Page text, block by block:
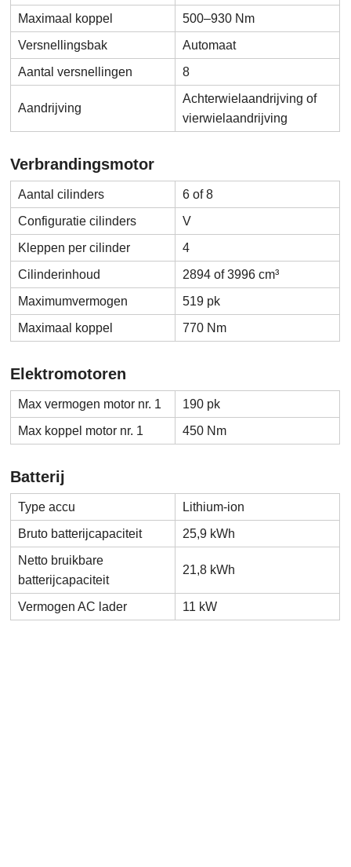
Maximaal koppel
500–930 Nm
Versnellingsbak
Automaat
Aantal versnellingen
8
Aandrijving
Achterwielaandrijving of
vierwielaandrijving
Verbrandingsmotor
Aantal cilinders
6 of 8
Configuratie cilinders
V
Kleppen per cilinder
4
Cilinderinhoud
2894 of 3996 cm³
Maximumvermogen
519 pk
Maximaal koppel
770 Nm
Elektromotoren
Max vermogen motor nr. 1
190 pk
Max koppel motor nr. 1
450 Nm
Batterij
Type accu
Lithium-ion
Bruto batterijcapaciteit
25,9 kWh
Netto bruikbare
batterijcapaciteit
21,8 kWh
Vermogen AC lader 11 kW